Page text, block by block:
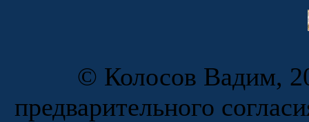
© Колосов Вадим,
предварительного